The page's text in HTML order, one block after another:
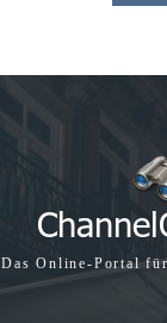
Das Online-Portal